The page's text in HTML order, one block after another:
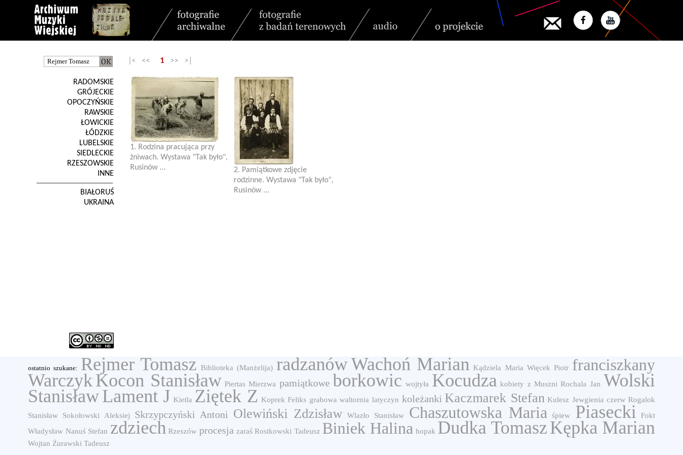
RADOMSKIE
GRÓJECKIE
OPOCZYŃSKIE
RAWSKIE
ŁOWICKIE
ŁÓDZKIE
LUBELSKIE
SIEDLECKIE
RZESZOWSKIE
INNE
BIAŁORUŚ
UKRAINA
|< << 1 >> >|
1. Rodzina pracująca przy
żniwach. Wystawa "Tak było",
Rusinów ...
2. Pamiątkowe zdjęcie
rodzinne. Wystawa "Tak było",
Rusinów ...
ostatnio szukane: Rejmer Tomasz Biblioteka (Manżelija) radzanówWachoń Marian Kądziela Maria Więcek Piotr franciszkany
WarczykKocon Stanisław Piertas Mierzwa pamiątkowe borkowic wojtyła Kocudza kobiety z Muszni Rochala Jan Wolski
StanisławLament J Kietla Ziętek Z Koprek Feliks grabowa waltornia latyczyn koleżanki Kaczmarek Stefan Kulesz Jewgienia czerw Rogalok
Stanisław
Sokołowski Aleksiej Skrzypczyński Antoni Olewiński Zdzisław Wlazło Stanisław Chaszutowska Maria śpiew Piasecki Fokt
Władysław Nanuś Stefan zdziech Rzeszów procesja zaraś Rostkowski Tadeusz Biniek Halina hopak Dudka TomaszKępka Marian
Wojtan Żurawski Tadeusz